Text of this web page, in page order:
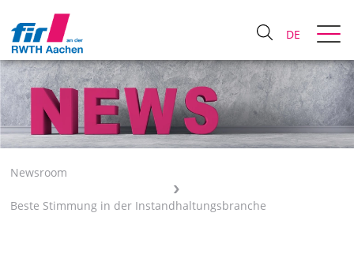
DE
Newsroom
Beste Stimmung in der Instandhaltungsbranche